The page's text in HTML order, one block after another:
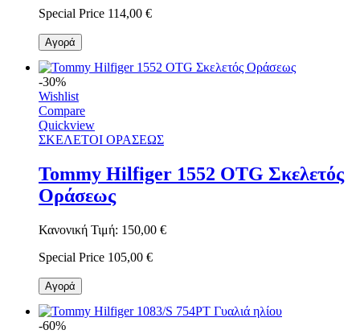
Special Price 114,00 €
Αγορά
-30%
Wishlist
Compare
Quickview
ΣΚΕΛΕΤΟΙ ΟΡΑΣΕΩΣ
Tommy Hilfiger 1552 OTG Σκελετός
Οράσεως
Κανονική Τιμή: 150,00 €
Special Price 105,00 €
Αγορά
-60%